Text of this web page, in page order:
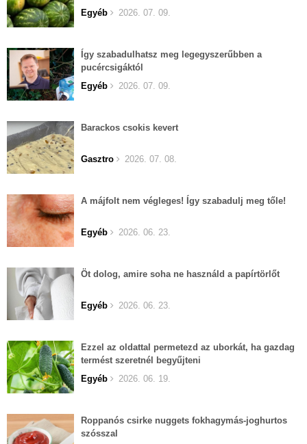
Egyéb
2026. 07. 09.
Így szabadulhatsz meg legegyszerűbben a
pucércsigáktól
Egyéb
2026. 07. 09.
Barackos csokis kevert
Gasztro 2026. 07. 08.
A májfolt nem végleges! Így szabadulj meg tőle!
Egyéb 2026. 06. 23.
Öt dolog, amire soha ne használd a papírtörlőt
Egyéb 2026. 06. 23.
Ezzel az oldattal permetezd az uborkát, ha gazdag
termést szeretnél begyűjteni
Egyéb
2026. 06. 19.
Roppanós csirke nuggets fokhagymás-joghurtos
szósszal